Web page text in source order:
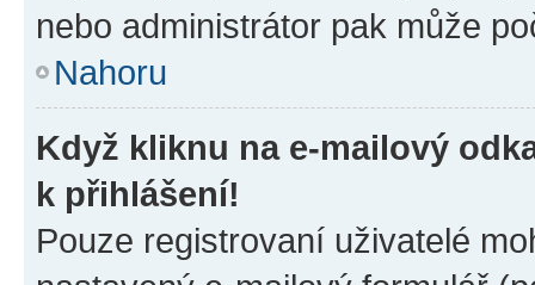
nebo administrátor pak může
Nahoru
Když kliknu na e-mailový
k přihlášení!
Pouze registrovaní uživatelé